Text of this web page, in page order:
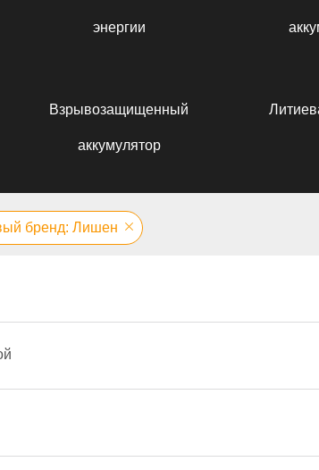
энергии
Взрывозащищенный
аккумулятор
бренд: Лишен